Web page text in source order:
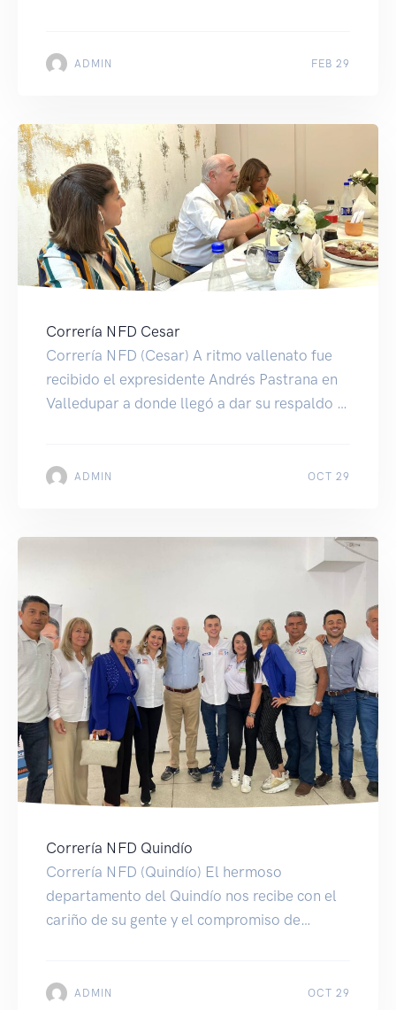
ADMIN FEB 29
Correría NFD Cesar
Correría NFD (Cesar) A ritmo vallenato fue
recibido el expresidente Andrés Pastrana en
Valledupar a donde llegó a dar su respaldo a
ADMIN OCT 29
Correría NFD Quindío
Correría NFD (Quindío) El hermoso
departamento del Quindío nos recibe con el
cariño de su gente y el compromiso de
ADMIN OCT 29